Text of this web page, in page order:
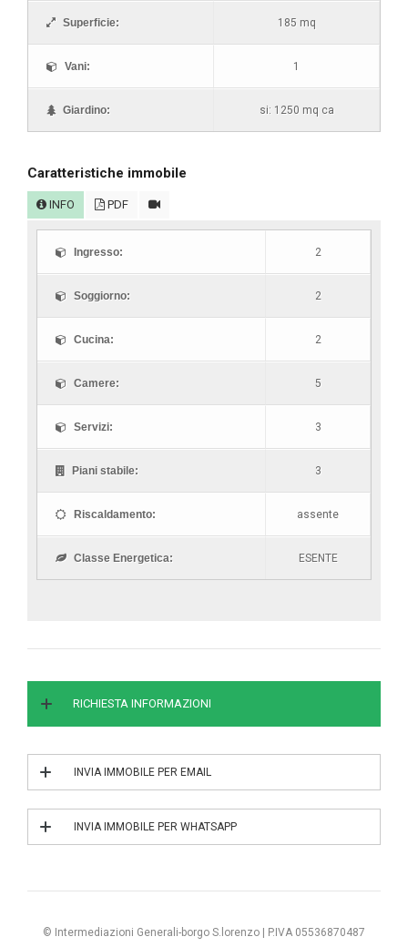
Superficie: 185 mq
Vani: 1
Giardino: si: 1250 mq ca
Caratteristiche immobile
INFO PDF
Ingresso: 2
Soggiorno: 2
Cucina: 2
Camere: 5
Servizi: 3
Piani stabile: 3
Riscaldamento: assente
Classe Energetica: ESENTE
RICHIESTA INFORMAZIONI
INVIA IMMOBILE PER EMAIL
INVIA IL RIF. 3/0343
INVIA IMMOBILE PER WHATSAPP
INVIA IL RIF. 3/0343
© Intermediazioni Generali-borgo S.lorenzo | P.IVA 05536870487